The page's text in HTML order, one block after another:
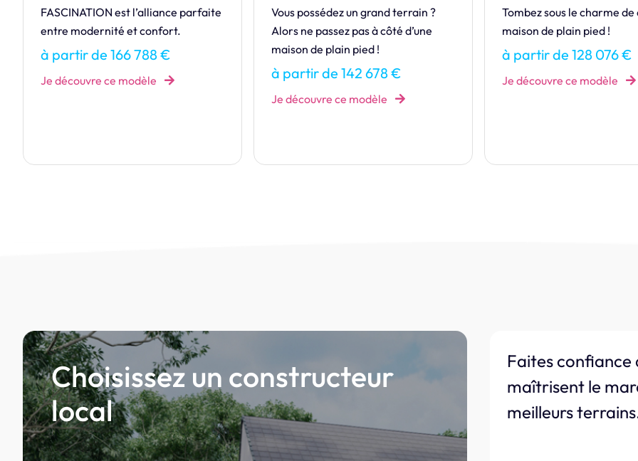
Vous possédez un grand terrain ?
Alors ne passez pas à côté d’une
maison de plain pied !
à partir de 142 678 €
Tombez sous le charme de cette
maison de plain pied !
à partir de 128 076 €
Je découvre ce modèle
HARMONIE, l’équilibre
espace, design
convivialité.
à partir de 486 641 €
Choisissez un constructeur
local
Faites confiance
maîtrisent le
meilleurs